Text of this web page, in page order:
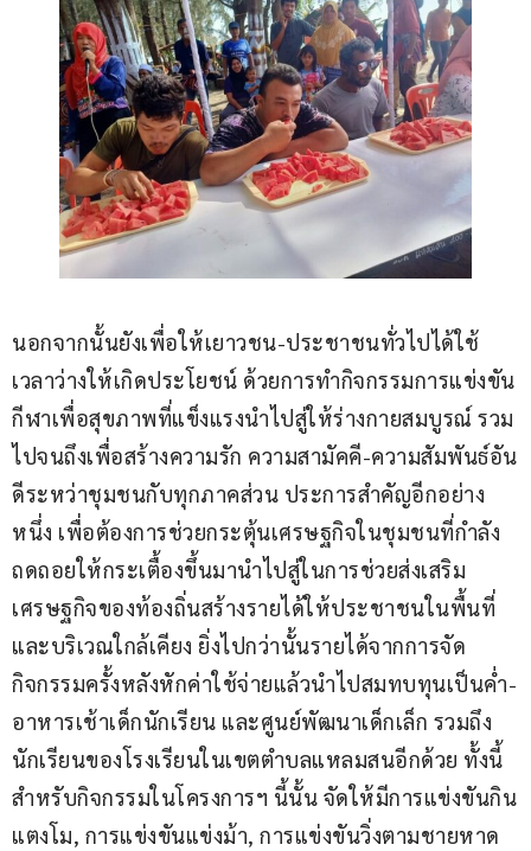
นอกจากนั้นยังเพื่อให้เยาวชน-ประชาชนทั่วไปได้ใช้
เวลาว่างให้เกิดประโยชน์ ด้วยการทำกิจกรรมการแข่งขัน
กีฬาเพื่อสุขภาพที่แข็งแรงนำไปสู่ให้ร่างกายสมบูรณ์ รวม
ไปจนถึงเพื่อสร้างความรัก ความสามัคคี-ความสัมพันธ์อัน
ดีระหว่าชุมชนกับทุกภาคส่วน ประการสำคัญอีกอย่าง
หนึ่ง เพื่อต้องการช่วยกระตุ้นเศรษฐกิจในชุมชนที่กำลัง
ถดถอยให้กระเตื้องขึ้นมานำไปสู่ในการช่วยส่งเสริม
เศรษฐกิจของท้องถิ่นสร้างรายได้ให้ประชาชนในพื้นที่
และบริเวณใกล้เคียง ยิ่งไปกว่านั้นรายได้จากการจัด
กิจกรรมครั้งหลังหักค่าใช้จ่ายแล้วนำไปสมทบทุนเป็นค่ำ-
อาหารเช้าเด็กนักเรียน และศูนย์พัฒนาเด็กเล็ก รวมถึง
นักเรียนของโรงเรียนในเขตตำบลแหลมสนอีกด้วย ทั้งนี้
สำหรับกิจกรรมในโครงการฯ นี้นั้น จัดให้มีการแข่งขันกิน
แตงโม, การแข่งขันแข่งม้า, การแข่งขันวิ่งตามชายหาด